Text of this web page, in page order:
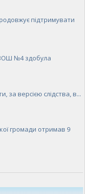
підтримувати
ЗОШ №4 здобула
за версією слідства, в...
громади отримав 9